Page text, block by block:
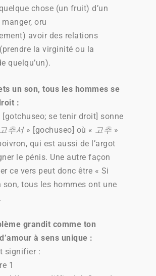
chose (un fruit) d’un
oru
avoir des relations
la virginité ou la
quelqu’un).
un son, tous les hommes se
:
[gotchuseo; se tenir droit] sonne
고추서» [gochuseo] où « 고추 »
qui est aussi de l’argot
le pénis. Une autre façon
ce vers peut donc être « Si
son, tous les hommes ont une
grandit comme ton
à sens unique :
signifier :
1